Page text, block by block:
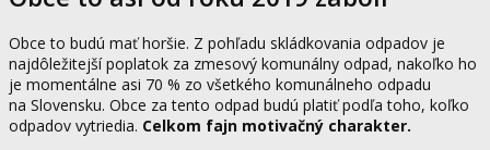
Obce to budú mať horšie. Z pohľadu skládkovania odpadov je
najdôležitejší poplatok za zmesový komunálny odpad, nakoľko ho
je momentálne asi 70 % zo všetkého komunálneho odpadu
na Slovensku. Obce za tento odpad budú platiť podľa toho, koľko
odpadov vytriedia. Celkom fajn motivačný charakter.